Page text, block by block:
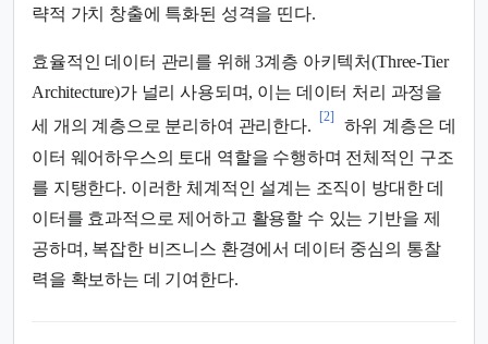
략적 가치 창출에 특화된 성격을 띤다.
효율적인 데이터 관리를 위해 3계층 아키텍처(Three-Tier
Architecture)가 널리 사용되며, 이는 데이터 처리 과정을
세 개의 계층으로 분리하여 관리한다.
[2]
하위 계층은 데
이터 웨어하우스의 토대 역할을 수행하며 전체적인 구조
를 지탱한다. 이러한 체계적인 설계는 조직이 방대한 데
이터를 효과적으로 제어하고 활용할 수 있는 기반을 제
공하며, 복잡한 비즈니스 환경에서 데이터 중심의 통찰
력을 확보하는 데 기여한다.